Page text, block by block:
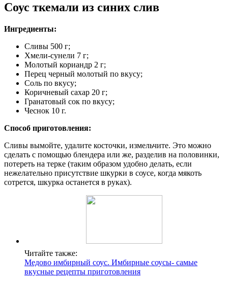
Соус ткемали из синих слив
Ингредиенты:
Сливы 500 г;
Хмели-сунели 7 г;
Молотый кориандр 2 г;
Перец черный молотый по вкусу;
Соль по вкусу;
Коричневый сахар 20 г;
Гранатовый сок по вкусу;
Чеснок 10 г.
Способ приготовления:
Сливы вымойте, удалите косточки, измельчите. Это можно
сделать с помощью блендера или же, разделив на половинки,
потереть на терке (таким образом удобно делать, если
нежелательно присутствие шкурки в соусе, когда мякоть
сотрется, шкурка останется в руках).
Читайте также:
Медово имбирный соус. Имбирные соусы- самые
вкусные рецепты приготовления